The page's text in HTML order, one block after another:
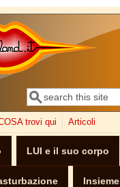
Form di ricerca
Cerca
trovi qui Articoli
LUI e il suo corpo
Insieme